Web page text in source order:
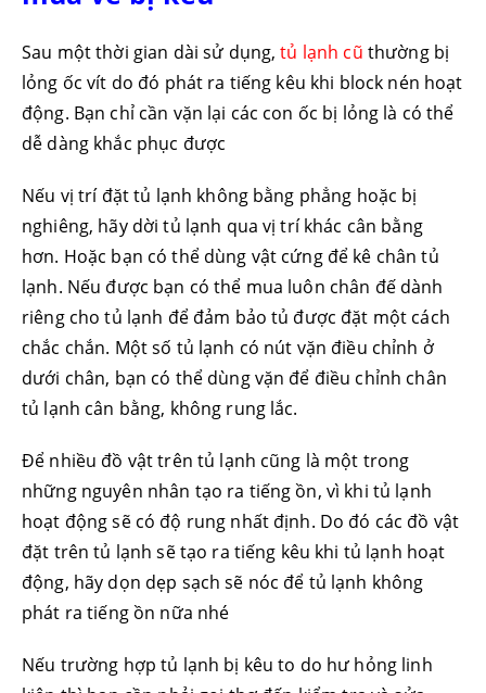
Sau một thời gian dài sử dụng,tủ lạnh cũ thường bị
lỏng ốc vít do đó phát ra tiếng kêu khi block nén hoạt
động. Bạn chỉ cần vặn lại các con ốc bị lỏng là có thể
dễ dàng khắc phục được
Nếu vị trí đặt tủ lạnh không bằng phẳng hoặc bị
nghiêng, hãy dời tủ lạnh qua vị trí khác cân bằng
hơn. Hoặc bạn có thể dùng vật cứng để kê chân tủ
lạnh. Nếu được bạn có thể mua luôn chân đế dành
riêng cho tủ lạnh để đảm bảo tủ được đặt một cách
chắc chắn. Một số tủ lạnh có nút vặn điều chỉnh ở
dưới chân, bạn có thể dùng vặn để điều chỉnh chân
tủ lạnh cân bằng, không rung lắc.
Để nhiều đồ vật trên tủ lạnh cũng là một trong
những nguyên nhân tạo ra tiếng ồn, vì khi tủ lạnh
hoạt động sẽ có độ rung nhất định. Do đó các đồ vật
đặt trên tủ lạnh sẽ tạo ra tiếng kêu khi tủ lạnh hoạt
động, hãy dọn dẹp sạch sẽ nóc để tủ lạnh không
phát ra tiếng ồn nữa nhé
Nếu trường hợp tủ lạnh bị kêu to do hư hỏng linh